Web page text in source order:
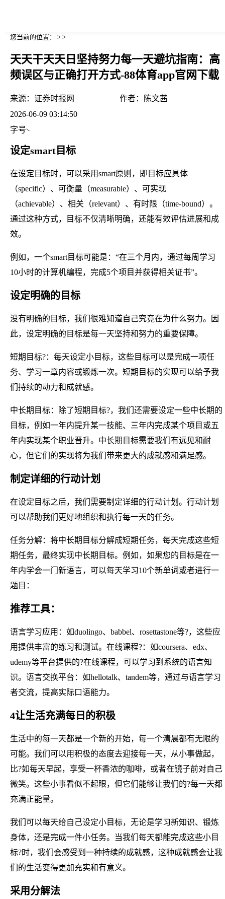
您当前的位置： > >
天天干天天日坚持努力每一天避坑指南：高
频误区与正确打开方式-88体育app官网下载
来源： 证券时报网 作者：
陈文茜
2026-06-09 03:14:50
字号
设定smart目标
在设定目标时，可以采用smart原则，即目标应具体
（specific）、可衡量（measurable）、可实现
（achievable）、相关（relevant）、有时限（time-bound）。
通过这种方式，目标不仅清晰明确，还能有效评估进展和成
效。
例如，一个smart目标可能是：“在三个月内，通过每周学习
10小时的计算机编程，完成5个项目并获得相关证书”。
设定明确的目标
没有明确的目标，我们很难知道自己究竟在为什么努力。因
此，设定明确的目标是每一天坚持和努力的重要保障。
短期目标?：每天设定小目标，这些目标可以是完成一项任
务、学习一章内容或锻炼一次。短期目标的实现可以给予我
们持续的动力和成就感。
中长期目标：除了短期目标?，我们还需要设定一些中长期的
目标，例如一年内提升某一技能、三年内完成某个项目或五
年内实现某个职业晋升。中长期目标需要我们有远见和耐
心，但它们的实现将为我们带来更大的成就感和满足感。
制定详细的行动计划
在设定目标之后，我们需要制定详细的行动计划。行动计划
可以帮助我们更好地组织和执行每一天的任务。
任务分解：将中长期目标分解成短期任务，每天完成这些短
期任务，最终实现中长期目标。例如，如果您的目标是在一
年内学会一门新语言，可以每天学习10个新单词或者进行一
题目：
推荐工具：
语言学习应用：如duolingo、babbel、rosettastone等?，这些应
用提供丰富的练习和测试。在线课程?：如coursera、edx、
udemy等平台提供的?在线课程，可以学习到系统的语言知
识。语言交换平台：如hellotalk、tandem等，通过与语言学习
者交流，提高实际口语能力。
4让生活充满每日的积极
生活中的每一天都是一个新的开始，每一个清晨都有无限的
可能。我们可以用积极的态度去迎接每一天，从小事做起，
比?如每天早起，享受一杯香浓的咖啡，或者在镜子前对自己
微笑。这些小事看似不起眼，但它们能够让我们的?每一天都
充满正能量。
我们可以每天给自己设定小目标，无论是学习新知识、锻炼
身体，还是完成一件小任务。当我们每天都能完成这些小目
标?时，我们会感受到一种持续的成就感，这种成就感会让我
们的生活变得更加充实和有意义。
采用分解法